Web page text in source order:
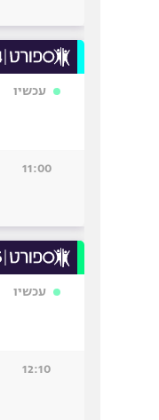
עכשיו
11:00
עכשיו
12:10